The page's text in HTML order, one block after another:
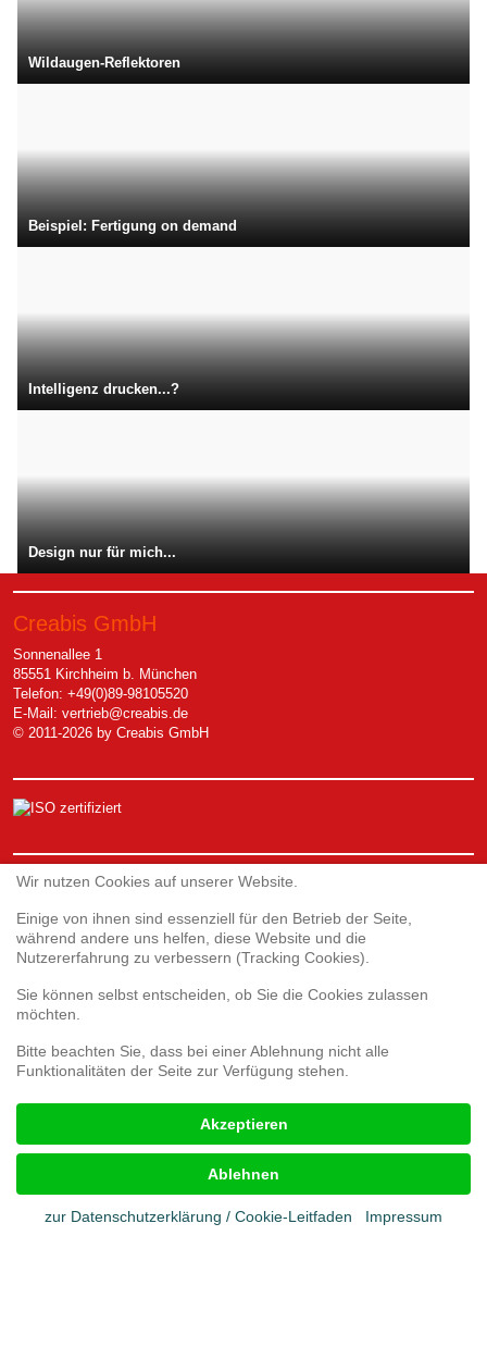
Wildaugen-Reflektoren
Beispiel: Fertigung on demand
Intelligenz drucken...?
Design nur für mich...
Creabis GmbH
Sonnenallee 1
85551 Kirchheim b. München
Telefon: +49(0)89-98105520
E-Mail: vertrieb@creabis.de
© 2011-2026 by Creabis GmbH
Service
Webshop
Umfrage 3D-Druck
Umfrage zur Kundenzufriedenheit
Reklamationsformular
Impressum
Cookies
Datenschutz
Wir nutzen Cookies auf unserer Website.
Einige von ihnen sind essenziell für den Betrieb der Seite,
während andere uns helfen, diese Website und die
Nutzererfahrung zu verbessern (Tracking Cookies).
Sie können selbst entscheiden, ob Sie die Cookies zulassen
möchten.
Bitte beachten Sie, dass bei einer Ablehnung nicht alle
Funktionalitäten der Seite zur Verfügung stehen.
Akzeptieren
Ablehnen
zur Datenschutzerklärung / Cookie-Leitfaden Impressum